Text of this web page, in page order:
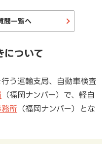
問一覧へ
について
う運輸支局、自動車検査
（福岡ナンバー）で、軽自
所（福岡ナンバー）とな